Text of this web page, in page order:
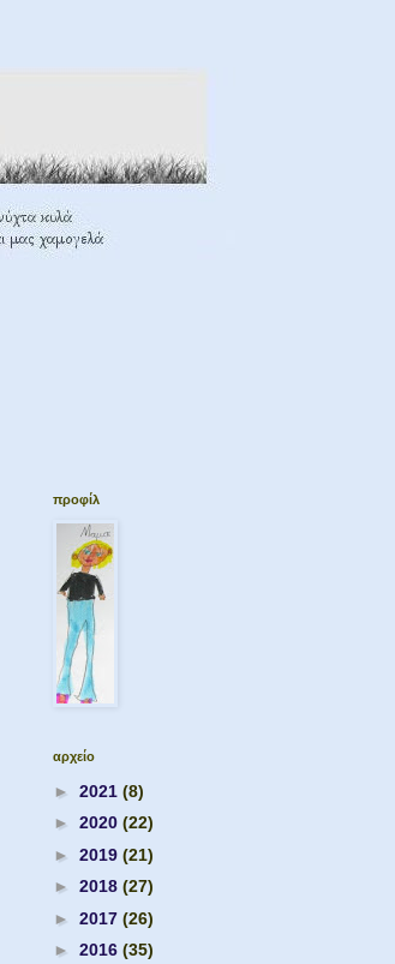
προφίλ
αρχείο
► 2021 (8)
► 2020 (22)
► 2019 (21)
► 2018 (27)
► 2017 (26)
► 2016 (35)